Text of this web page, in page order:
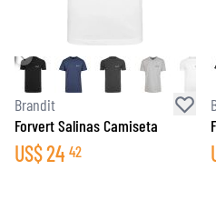
Brandit
Forvert Salinas Camiseta
US$24 42